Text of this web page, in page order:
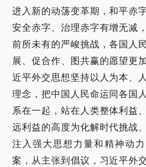
进入新的动荡变革期，和平赤
安全赤字、治理赤字有增无减
前所未有的严峻挑战，各国人
展、促合作、图共赢的愿望更
近平外交思想坚持以人为本、
理念，把中国人民命运同各国
系在一起，站在人类整体利益
远利益的高度为化解时代挑战
注入强大思想力量和精神动
案，从主张到倡议，习近平外